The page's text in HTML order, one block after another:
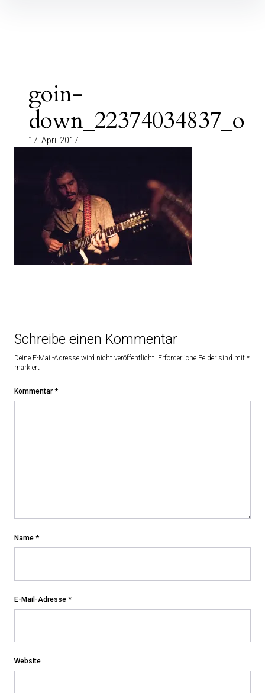
goin-
down_22374034837_o
17. April 2017
Schreibe einen Kommentar
Deine E-Mail-Adresse wird nicht veröffentlicht. Erforderliche Felder sind mit *
markiert
Kommentar *
Name *
E-Mail-Adresse *
Website